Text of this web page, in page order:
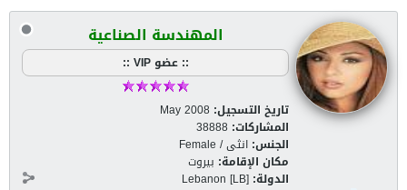
المهندسة الصناعية
:: عضو VIP ::
تاريخ التسجيل: May 2008
المشاركات: 38888
الجنس: انثى / Female
مكان الإقامة: بيروت
الدولة: Lebanon [LB]